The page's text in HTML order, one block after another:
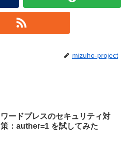
mizuho-project
ワードプレスのセキュリティ対
策：auther=1 を試してみた